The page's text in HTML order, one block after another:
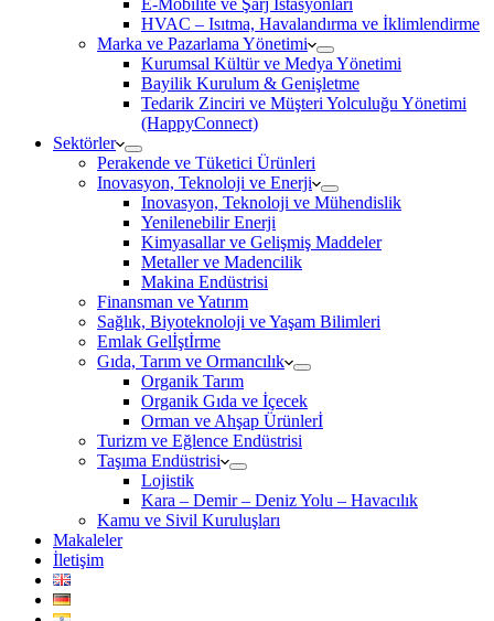
E-Mobilite ve Şarj İstasyonları
HVAC – Isıtma, Havalandırma ve İklimlendirme
Marka ve Pazarlama Yönetimi
Kurumsal Kültür ve Medya Yönetimi
Bayilik Kurulum & Genişletme
Tedarik Zinciri ve Müşteri Yolculuğu Yönetimi
(HappyConnect)
Sektörler
Perakende ve Tüketici Ürünleri
Inovasyon, Teknoloji ve Enerji
Inovasyon, Teknoloji ve Mühendislik
Yenilenebilir Enerji
Kimyasallar ve Gelişmiş Maddeler
Metaller ve Madencilik
Makina Endüstrisi
Finansman ve Yatırım
Sağlık, Biyoteknoloji ve Yaşam Bilimleri
Emlak Gelİştİrme
Gıda, Tarım ve Ormancılık
Organik Tarım
Organik Gıda ve İçecek
Orman ve Ahşap Ürünlerİ
Turizm ve Eğlence Endüstrisi
Taşıma Endüstrisi
Lojistik
Kara – Demir – Deniz Yolu – Havacılık
Kamu ve Sivil Kuruluşları
Makaleler
İletişim